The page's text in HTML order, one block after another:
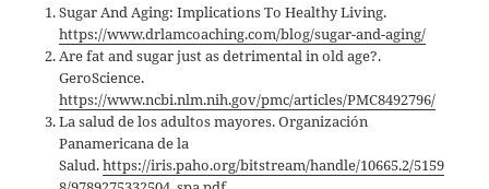
Sugar And Aging: Implications To Healthy Living.
https://www.drlamcoaching.com/blog/sugar-and-aging/
Are fat and sugar just as detrimental in old age?.
GeroScience.
https://www.ncbi.nlm.nih.gov/pmc/articles/PMC8492796/
La salud de los adultos mayores. Organización
Panamericana de la
Salud.https://iris.paho.org/bitstream/handle/10665.2/5159